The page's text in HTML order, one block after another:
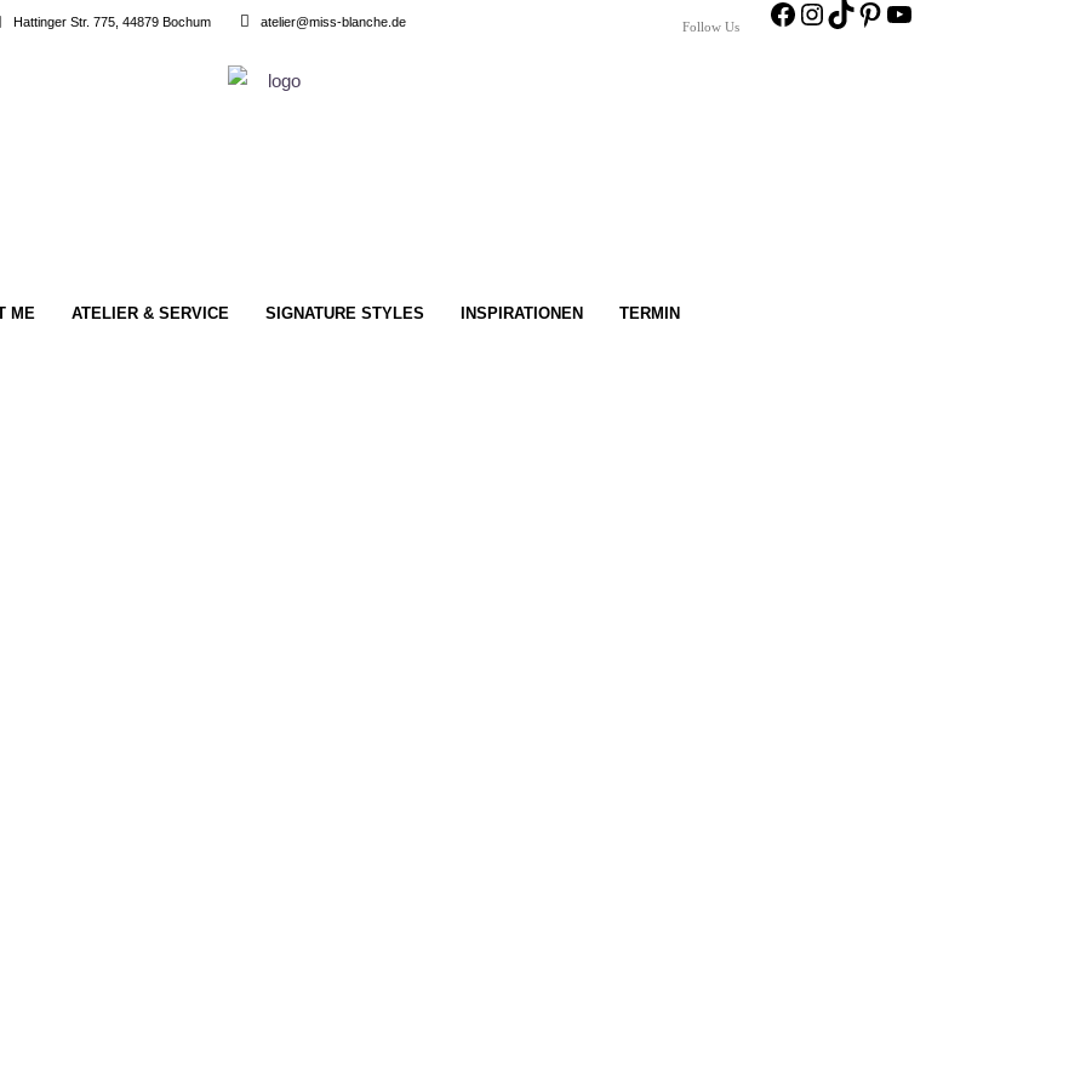
Hattinger Str. 775, 44879 Bochum atelier@miss-blanche.de Follow Us Facebook
Instagram
TikTok
Pinterest
YouTube
ME ATELIER & SERVICE SIGNATURE STYLES INSPIRATIONEN TERMIN